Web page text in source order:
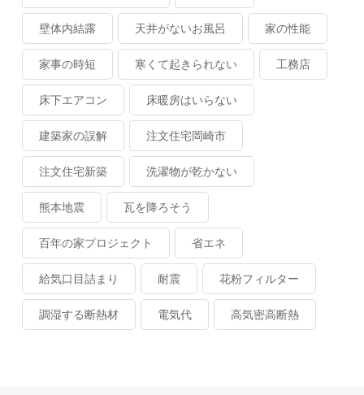
壁体内結露 天井がないお風呂 家の性能
家事の時短 寒くて起きられない 工務店
床下エアコン 床暖房はいらない
建築家の誤解 注文住宅岡崎市
注文住宅新築 洗濯物が乾かない
熊本地震 瓦を降ろそう
百年の家プロジェクト 省エネ
給気口目詰まり 耐震 花粉フィルター
調湿する断熱材 電気代 高気密高断熱